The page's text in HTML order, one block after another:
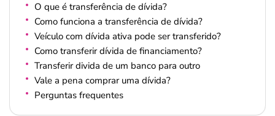
O que é transferência de dívida?
Como funciona a transferência de dívida?
Veículo com dívida ativa pode ser transferido?
Como transferir dívida de financiamento?
Transferir divida de um banco para outro
Vale a pena comprar uma dívida?
Perguntas frequentes